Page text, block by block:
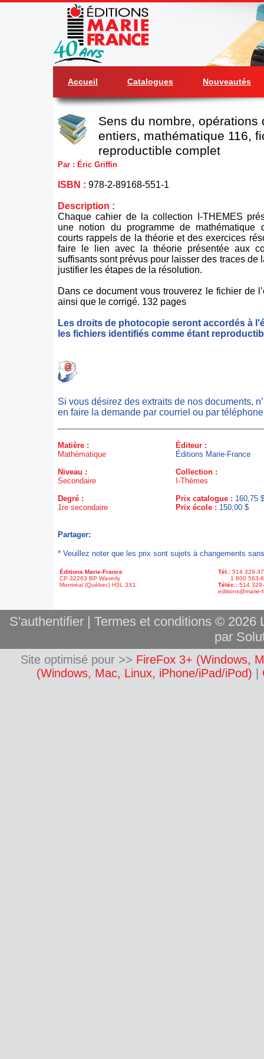
Accueil Catalogues Nouveautés
Sens du nombre, opérations
entiers, mathématique 116,
reproductible complet
Par : Éric Griffin
ISBN : 978-2-89168-551-1
Description :
Chaque cahier de la collection I-THEMES
une notion du programme de mathématique
courts rappels de la théorie et des exercices
faire le lien avec la théorie présentée aux
suffisants sont prévus pour laisser des traces de
justifier les étapes de la résolution.
Dans ce document vous trouverez le fichier de
ainsi que le corrigé. 132 pages
Les droits de photocopie seront accordés à
les fichiers identifiés comme étant
Si vous désirez des extraits de nos documents,
en faire la demande par courriel ou par
Matière :
Mathématique
Niveau :
Secondaire
Degré :
1re secondaire
Éditeur :
Éditions Marie-France
Collection :
I-Thèmes
Prix catalogue : 160,75 $
Prix école : 150,00 $
Partager:
* Veuillez noter que les prix sont sujets à changements
Éditions Marie-France
CP 32263 BP Waverly
Montréal (Québec) H3L 3X1
Tél.: 514 329-
1 800 563-
Téléc.: 514
editions@marie-
S'authentifier| Termes et conditions © 2026
par
Site optimisé pour >> FireFox 3+ (Windows,
(Windows, Mac, Linux, iPhone/iPad/iPod)